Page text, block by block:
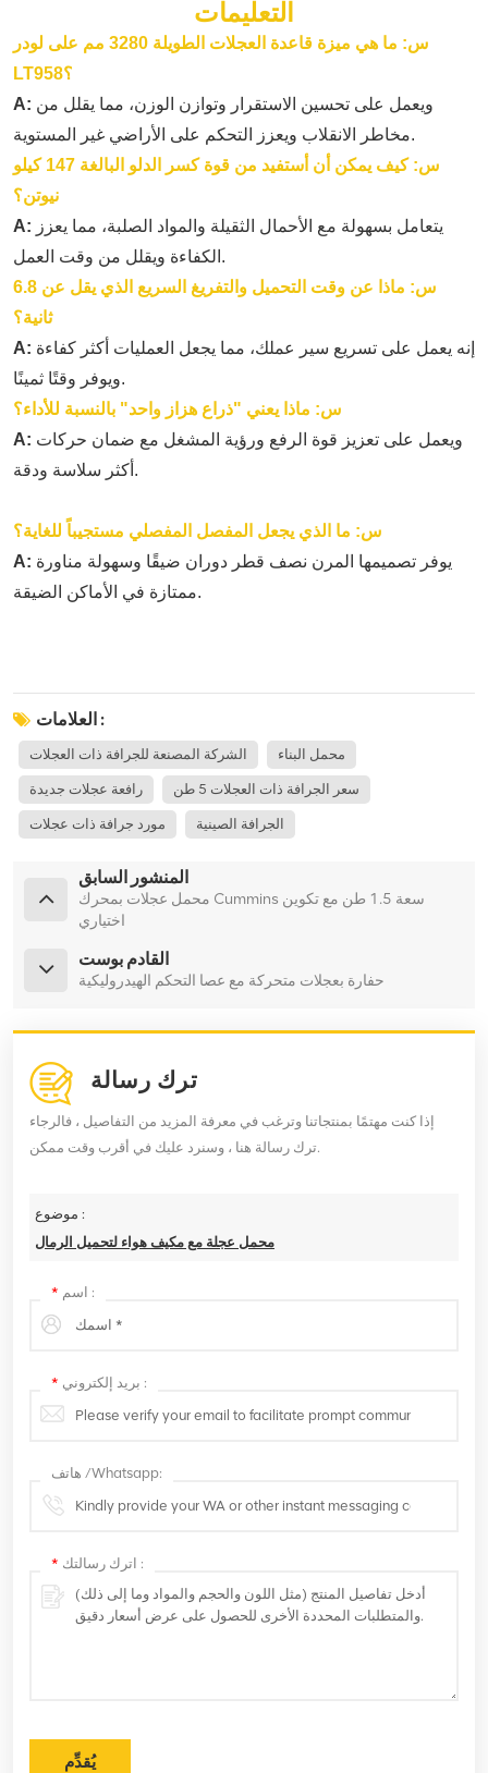
التعليمات
س: ما هي ميزة قاعدة العجلات الطويلة 3280 مم على لودر
LT958؟
A:
مخاطر الانقلاب ويعزز التحكم على الأراضي غير المستوية.
س: كيف يمكن أن أستفيد من قوة كسر الدلو البالغة 147 كيلو
نيوتن؟
A:
الكفاءة ويقلل من وقت العمل.
س: ماذا عن وقت التحميل والتفريغ السريع الذي يقل عن 6.8
ثانية؟
A:
ويوفر وقتًا ثمينًا.
س: ماذا يعني "ذراع هزاز واحد" بالنسبة للأداء؟
A:
أكثر سلاسة ودقة.
س: ما الذي يجعل المفصل المفصلي مستجيباً للغاية؟
A:
ممتازة في الأماكن الضيقة.
العلامات :
الشركة المصنعة للجرافة ذات العجلات محمل البناء
رافعة عجلات جديدة سعر الجرافة ذات العجلات 5 طن
مورد جرافة ذات عجلات الجرافة الصينية
المنشور السابق
محمل عجلات بمحرك Cummins سعة 1.5 طن مع تكوين
اختياري
القادم بوست
حفارة بعجلات متحركة مع عصا التحكم الهيدروليكية
ترك رسالة
إذا كنت مهتمًا بمنتجاتنا وترغب في معرفة المزيد من التفاصيل ، فالرجاء
ترك رسالة هنا ، وسنرد عليك في أقرب وقت ممكن.
موضوع :
محمل عجلة مع مكيف هواء لتحميل الرمال
* اسم :
* بريد إلكتروني :
هاتف /Whatsapp:
* اترك رسالتك :
يُقدِّم